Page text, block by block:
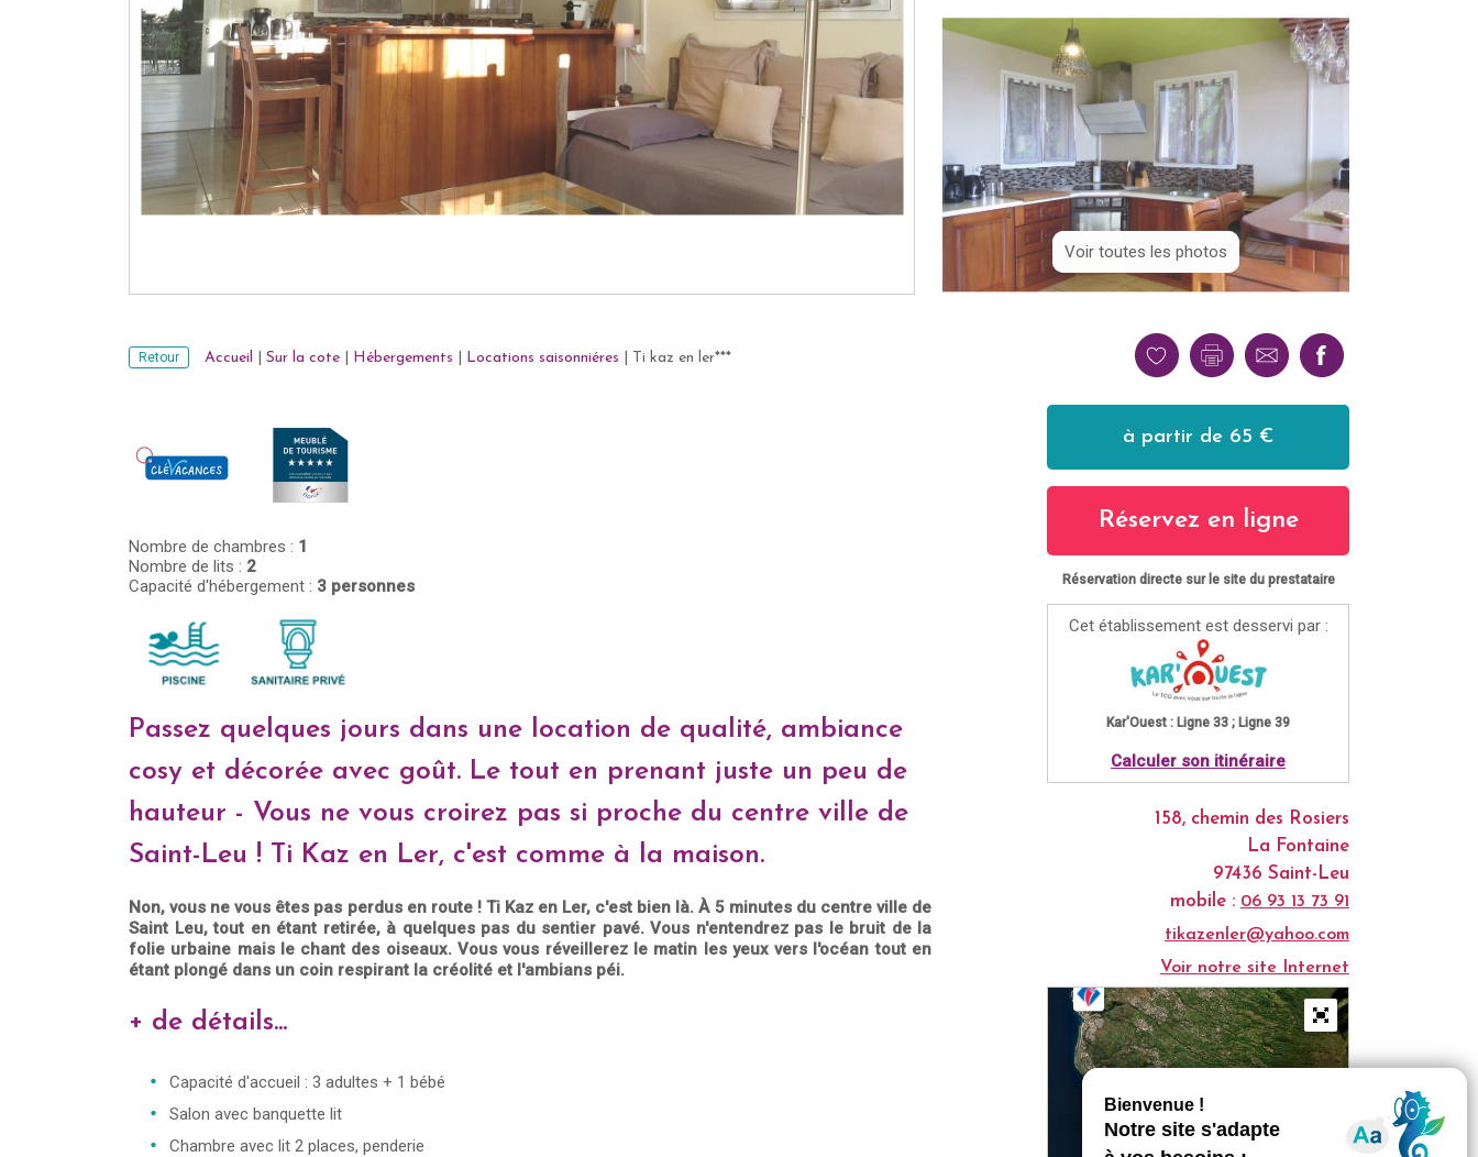
Voir toutes les photos
Voir toutes les photos
Retour Accueil Sur la cote Hébergements Locations saisonniéres Ti kaz en ler***
Nombre de chambres : 1
Nombre de lits : 2
Capacité d'hébergement : 3 personnes
Passez quelques jours dans une location de qualité, ambiance
cosy et décorée avec goût. Le tout en prenant juste un peu de
hauteur - Vous ne vous croirez pas si proche du centre ville de
Saint-Leu ! Ti Kaz en Ler, c'est comme à la maison.
Non, vous ne vous êtes pas perdus en route ! Ti Kaz en Ler, c'est bien là. À 5 minutes du centre ville de
Saint Leu, tout en étant retirée, à quelques pas du sentier pavé. Vous n'entendrez pas le bruit de la
folie urbaine mais le chant des oiseaux. Vous vous réveillerez le matin les yeux vers l'océan tout en
étant plongé dans un coin respirant la créolité et l'ambians péi.
+ de détails...
Capacité d'accueil : 3 adultes + 1 bébé
Salon avec banquette lit
Chambre avec lit 2 places, penderie
à partir de 65 €
Réservez en ligne
Réservation directe sur le site du prestataire
Cet établissement est desservi par :
Kar'Ouest : Ligne 33 ; Ligne 39
Calculer son itinéraire
158, chemin des Rosiers
La Fontaine
97436 Saint-Leu
mobile : 06 93 13 73 91
tikazenler@yahoo.com
Voir notre site Internet